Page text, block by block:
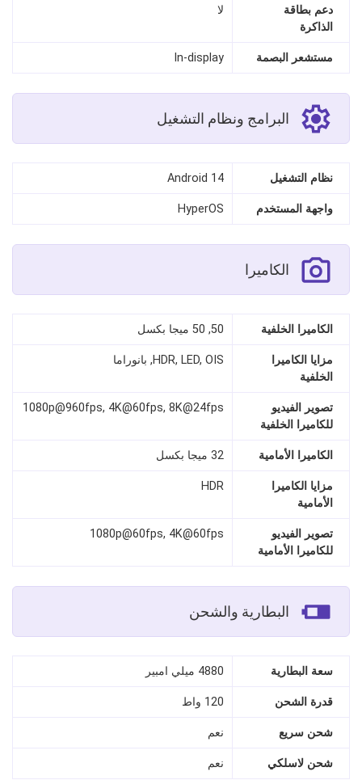
دعم بطاقة
الذاكرة
لا
مستشعر البصمة In-display
البرامج ونظام التشغيل
نظام التشغيل Android 14
واجهة المستخدم HyperOS
الكاميرا
الكاميرا الخلفية 50, 50 ميجا بكسل
مزايا الكاميرا
الخلفية
HDR, LED, OIS, بانوراما
تصوير الفيديو
للكاميرا الخلفية
1080p@960fps, 4K@60fps, 8K@24fps
الكاميرا الأمامية 32 ميجا بكسل
مزايا الكاميرا
الأمامية
HDR
تصوير الفيديو
للكاميرا الأمامية
1080p@60fps, 4K@60fps
البطارية والشحن
سعة البطارية 4880 ميلي امبير
قدرة الشحن 120 واط
شحن سريع نعم
شحن لاسلكي نعم